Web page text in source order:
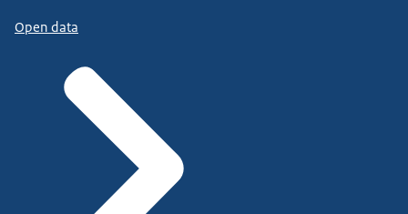
Open data